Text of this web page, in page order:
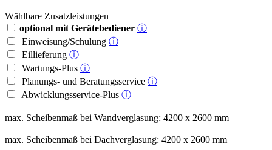
Wählbare Zusatzleistungen
optional mit Gerätebediener ⓘ
Einweisung/Schulung ⓘ
Eillieferung ⓘ
Wartungs-Plus ⓘ
Planungs- und Beratungsservice ⓘ
Abwicklungsservice-Plus ⓘ
max. Scheibenmaß bei Wandverglasung: 4200 x 2600 mm
max. Scheibenmaß bei Dachverglasung: 4200 x 2600 mm